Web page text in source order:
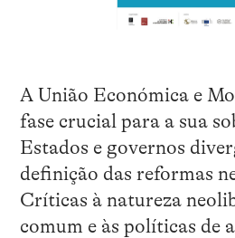
A União Económica e
fase crucial para a sua
Estados e governos
definição das reformas
Críticas à natureza
comum e às políticas de